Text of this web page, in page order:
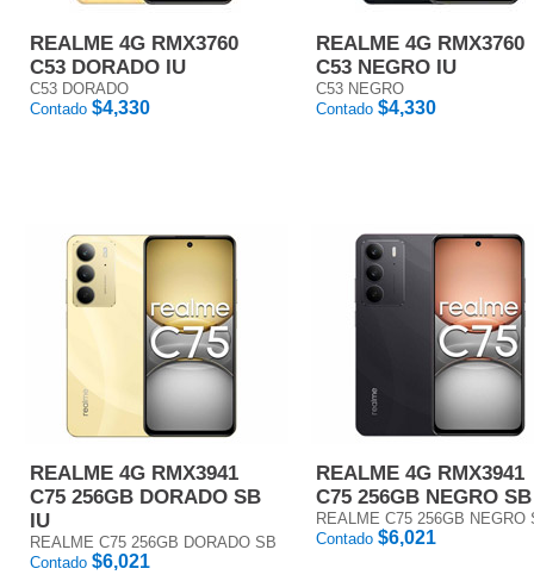
REALME 4G RMX3760
C53 DORADO IU
C53 DORADO
Contado $4,330
REALME 4G RMX3760
C53 NEGRO IU
C53 NEGRO
Contado $4,330
REALME 4G RMX3941
C75 256GB DORADO SB
IU
REALME C75 256GB DORADO SB
Contado $6,021
REALME 4G RMX3941
C75 256GB NEGRO
REALME C75 256GB NEGRO
Contado $6,021